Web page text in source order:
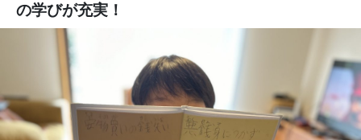
の学びが充実！